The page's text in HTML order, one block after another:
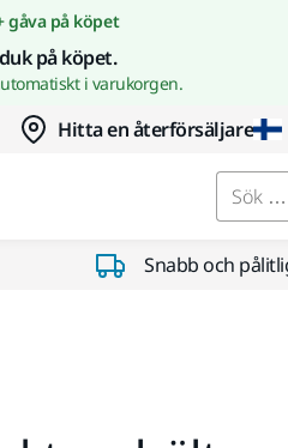
gåva på köpet
på köpet.
i varukorgen.
Hitta en återförsäljare
Sök …
Snabb och